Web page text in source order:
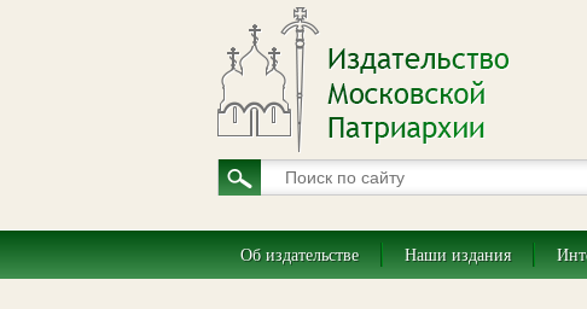
Об издательстве Наши издания